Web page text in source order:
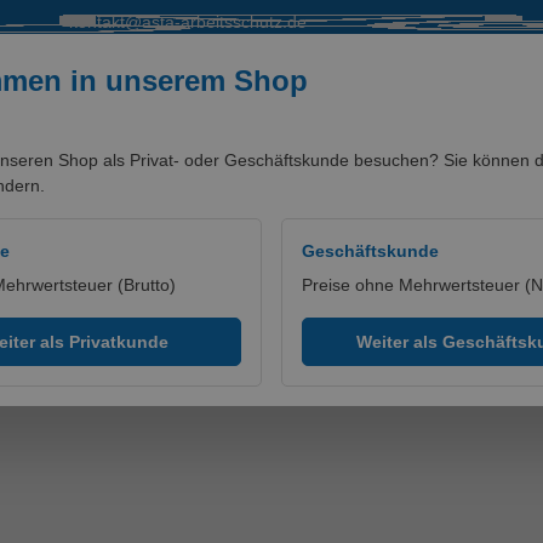
kontakt@asta-arbeitsschutz.de
in unserem Shop
Shop als Privat- oder Geschäftskunde besuchen? Sie können
(Brutto)
als Privatkunde
Geschäftskunde
Preise ohne Mehrwertsteuer
Weiter als